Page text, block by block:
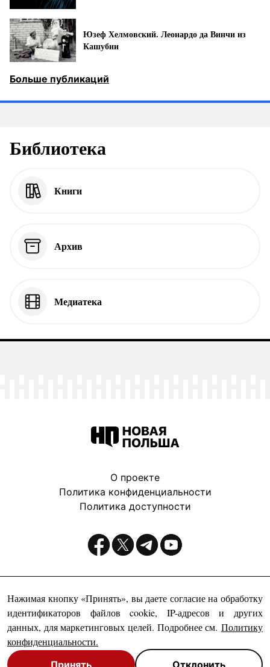
Юзеф Хелмовский. Леонардо да Винчи из
Кашубии
Больше публикаций
Библиотека
Книги
Архив
Медиатека
Нажимая кнопку «Принять», вы даете согласие на обработку
идентификаторов файлов cookie, IP-адресов и других
данных, для маркетинговых целей. Подробнее см. Политику
конфиденциальности.
Принять Отклонить
О проекте
Политика конфиденциальности
Политика доступности